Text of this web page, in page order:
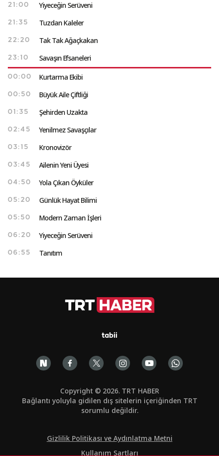
21:00 Yiyeceğin Serüveni
21:35 Tuzdan Kaleler
22:20 Tak Tak Ağaçkakan
23:10 Savaşın Efsaneleri
00:00 Kurtarma Ekibi
00:50 Büyük Aile Çiftliği
01:35 Şehirden Uzakta
02:45 Yenilmez Savaşçılar
03:15 Kronovizör
03:45 Ailenin Yeni Üyesi
04:50 Yola Çıkan Öyküler
05:20 Günlük Hayat Bilimi
05:50 Modern Zaman İşleri
06:20 Yiyeceğin Serüveni
06:55 Tanıtım
tabii
Copyright © 2026. TRT HABER
Bağlantı yoluyla gidilen dış sitelerin içeriğinden TRT
sorumlu değildir.
Gizlilik Politikası ve Aydınlatma Metni
Kullanım Şartları